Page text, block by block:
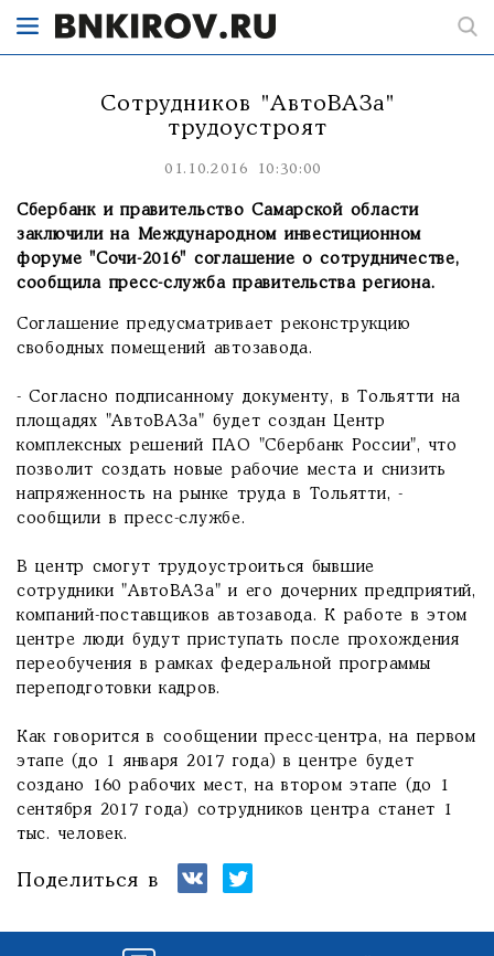
Сотрудников "АвтоВАЗа"
трудоустроят
01.10.2016 10:30:00
Сбербанк и правительство Самарской области
заключили на Международном инвестиционном
форуме "Сочи-2016" соглашение о сотрудничестве,
сообщила пресс-служба правительства региона.
Соглашение предусматривает реконструкцию
свободных помещений автозавода.
- Согласно подписанному документу, в Тольятти на
площадях "АвтоВАЗа" будет создан Центр
комплексных решений ПАО "Сбербанк России", что
позволит создать новые рабочие места и снизить
напряженность на рынке труда в Тольятти, -
сообщили в пресс-службе.
В центр смогут трудоустроиться бывшие
сотрудники "АвтоВАЗа" и его дочерних предприятий,
компаний-поставщиков автозавода. К работе в этом
центре люди будут приступать после прохождения
переобучения в рамках федеральной программы
переподготовки кадров.
Как говорится в сообщении пресс-центра, на первом
этапе (до 1 января 2017 года) в центре будет
создано 160 рабочих мест, на втором этапе (до 1
сентября 2017 года) сотрудников центра станет 1
тыс. человек.
Поделиться в